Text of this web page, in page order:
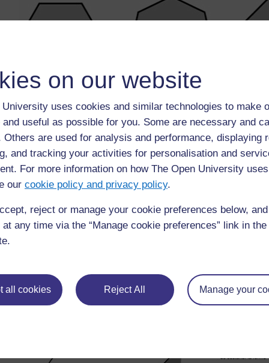
on our website
University uses cookies and similar technologies to make
useful as possible for you. Some are necessary and
Others are used for analysis and performance, displaying
and tracking your activities for personalisation and
For more information on how The Open University
our cookie policy and privacy policy.
reject or manage your cookie preferences below,
any time via the “Manage cookie preferences” link in
all cookies Reject All Manage your
Vous pouvez maintenant passer aux objets en
Il vous faut rassembler ou fabriquer les objets
une sphère
des prismes rectangulaires (une boîte d’allumettes,
un cône (vous pouvez découper et couper le réseau
des cylindres (le tube de carton d’un rouleau de
Vous pouvez aussi créer des cubes, des
ou des pailles.